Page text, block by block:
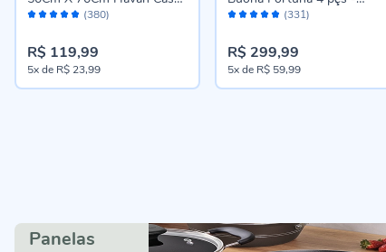
Avaliação: (380)
- Branco
R$ 119,99
5xde R$ 23,99
Avaliação: (331)
Celina Cru Novo
R$ 299,99
5xde R$ 59,99
Panelas